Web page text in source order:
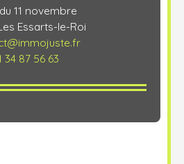
11 novembre
Essarts-le-Roi
34 87 56 63